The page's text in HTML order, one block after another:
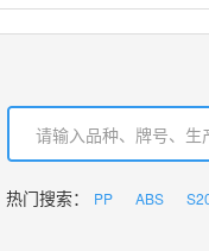
热门搜索： PP ABS